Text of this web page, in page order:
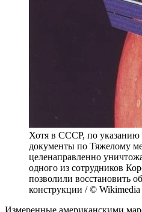
Хотя в СССР, по указанию
документы по Тяжелому
целенаправленно
одного из сотрудников
позволили восстановить
конструкции / © Wikimedia
Измеренные американскими